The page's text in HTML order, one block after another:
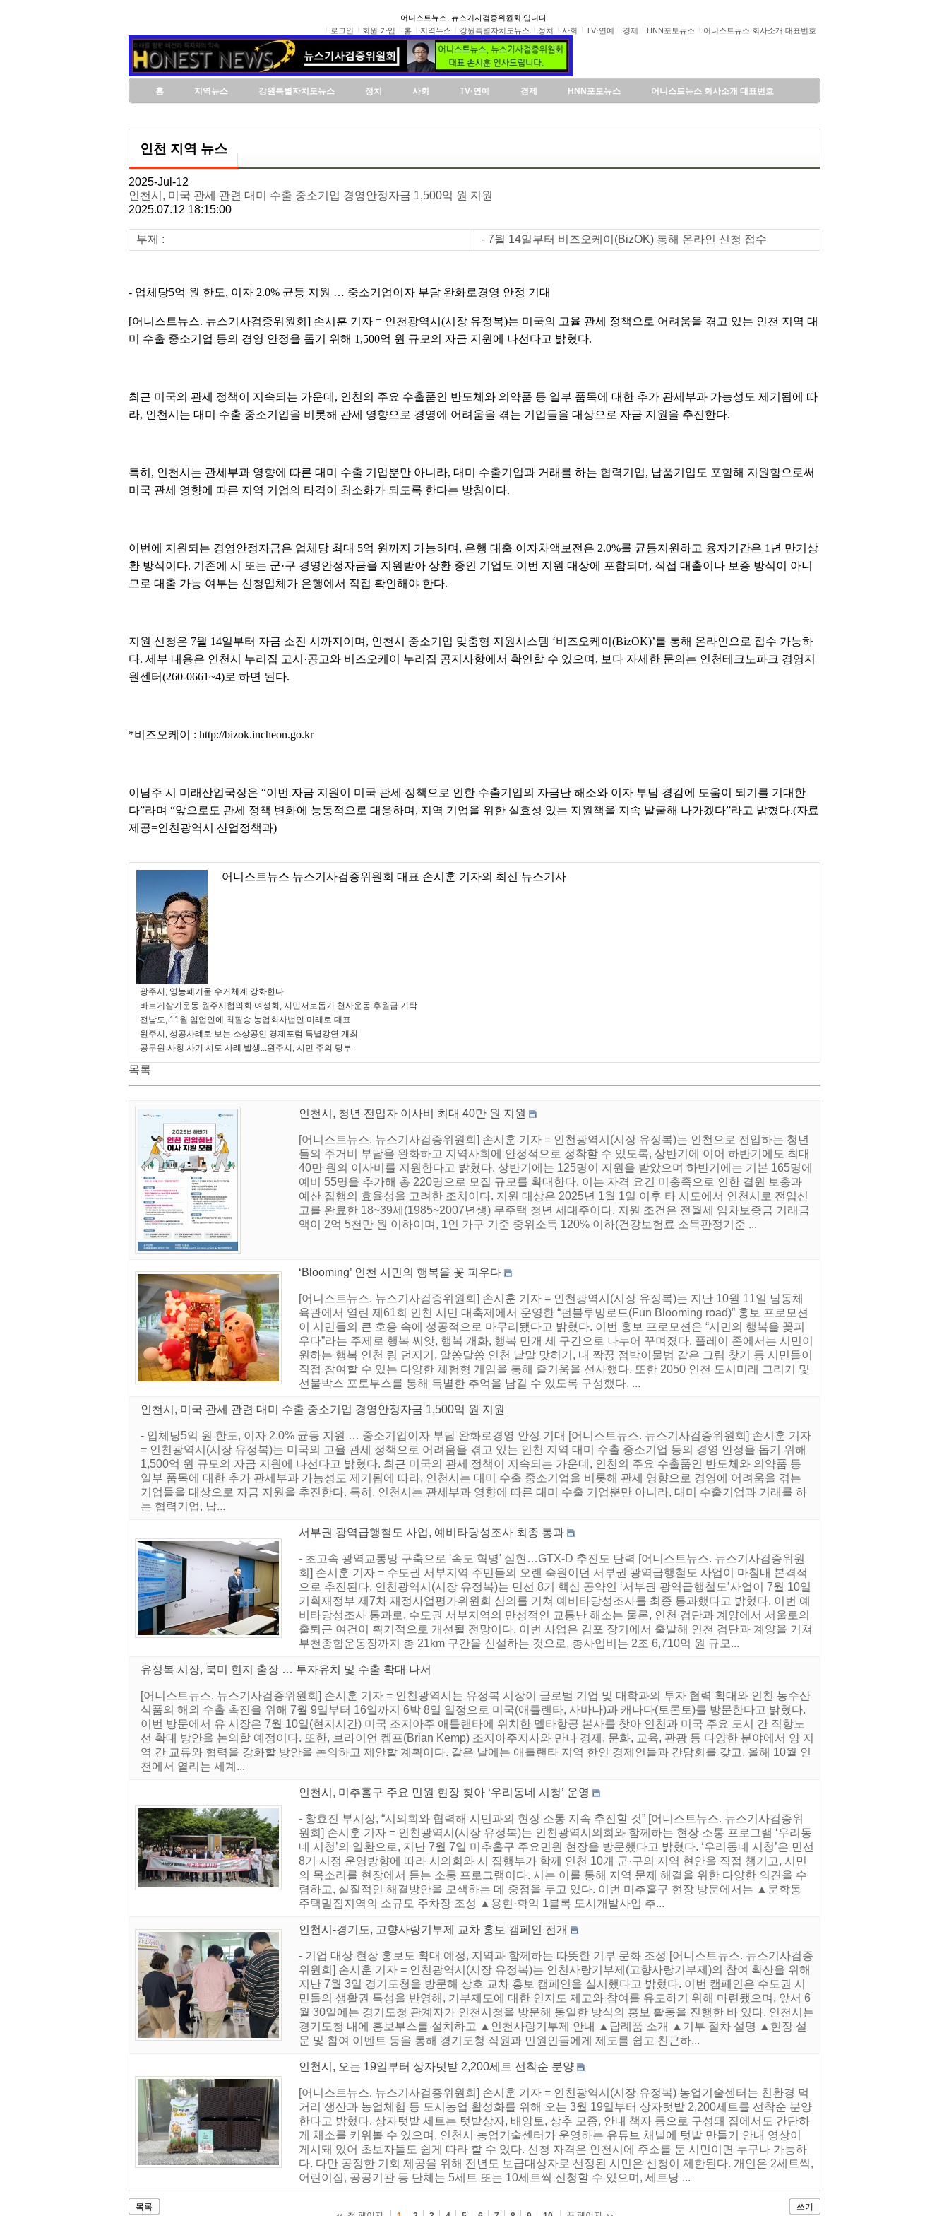
어니스트뉴스, 뉴스기사검증위원회 입니다.
로그인
회원 가입 홈 지역뉴스 강원특별자치도뉴스 정치 사회 TV·연예 경제 HNN포토뉴스 어니스트뉴스 회사소개 대표번호
홈 지역뉴스 강원특별자치도뉴스 정치 사회 TV·연예 경제 HNN포토뉴스 어니스트뉴스 회사소개 대표번호
인천 지역 뉴스
2025-Jul-12
인천시, 미국 관세 관련 대미 수출 중소기업 경영안정자금 1,500억 원 지원
2025.07.12 18:15:00
부제 : - 7월 14일부터 비즈오케이(BizOK) 통해 온라인 신청 접수
- 업체당5억 원 한도, 이자 2.0% 균등 지원 … 중소기업이자 부담 완화로경영 안정 기대
[어니스트뉴스. 뉴스기사검증위원회] 손시훈 기자 = 인천광역시(시장 유정복)는 미국의 고율 관세 정책으로 어려움을 겪고 있는 인천 지역 대
미 수출 중소기업 등의 경영 안정을 돕기 위해 1,500억 원 규모의 자금 지원에 나선다고 밝혔다.
최근 미국의 관세 정책이 지속되는 가운데, 인천의 주요 수출품인 반도체와 의약품 등 일부 품목에 대한 추가 관세부과 가능성도 제기됨에 따
라, 인천시는 대미 수출 중소기업을 비롯해 관세 영향으로 경영에 어려움을 겪는 기업들을 대상으로 자금 지원을 추진한다.
특히, 인천시는 관세부과 영향에 따른 대미 수출 기업뿐만 아니라, 대미 수출기업과 거래를 하는 협력기업, 납품기업도 포함해 지원함으로써
미국 관세 영향에 따른 지역 기업의 타격이 최소화가 되도록 한다는 방침이다.
이번에 지원되는 경영안정자금은 업체당 최대 5억 원까지 가능하며, 은행 대출 이자차액보전은 2.0%를 균등지원하고 융자기간은 1년 만기상
환 방식이다. 기존에 시 또는 군·구 경영안정자금을 지원받아 상환 중인 기업도 이번 지원 대상에 포함되며, 직접 대출이나 보증 방식이 아니
므로 대출 가능 여부는 신청업체가 은행에서 직접 확인해야 한다.
지원 신청은 7월 14일부터 자금 소진 시까지이며, 인천시 중소기업 맞춤형 지원시스템 ‘비즈오케이(BizOK)’를 통해 온라인으로 접수 가능하
다. 세부 내용은 인천시 누리집 고시·공고와 비즈오케이 누리집 공지사항에서 확인할 수 있으며, 보다 자세한 문의는 인천테크노파크 경영지
원센터(260-0661~4)로 하면 된다.
*비즈오케이 : http://bizok.incheon.go.kr
이남주 시 미래산업국장은 “이번 자금 지원이 미국 관세 정책으로 인한 수출기업의 자금난 해소와 이자 부담 경감에 도움이 되기를 기대한
다”라며 “앞으로도 관세 정책 변화에 능동적으로 대응하며, 지역 기업을 위한 실효성 있는 지원책을 지속 발굴해 나가겠다”라고 밝혔다.(자료
제공=인천광역시 산업정책과)
어니스트뉴스 뉴스기사검증위원회 대표 손시훈 기자의 최신 뉴스기사
광주시, 영농폐기물 수거체계 강화한다
바르게살기운동 원주시협의회 여성회, 시민서로돕기 천사운동 후원금 기탁
전남도, 11월 임업인에 최필승 농업회사법인 미래로 대표
원주시, 성공사례로 보는 소상공인 경제포럼 특별강연 개최
공무원 사칭 사기 시도 사례 발생...원주시, 시민 주의 당부
목록
인천시, 청년 전입자 이사비 최대 40만 원 지원
[어니스트뉴스. 뉴스기사검증위원회] 손시훈 기자 = 인천광역시(시장 유정복)는 인천으로 전입하는 청년
들의 주거비 부담을 완화하고 지역사회에 안정적으로 정착할 수 있도록, 상반기에 이어 하반기에도 최대
40만 원의 이사비를 지원한다고 밝혔다. 상반기에는 125명이 지원을 받았으며 하반기에는 기본 165명에
예비 55명을 추가해 총 220명으로 모집 규모를 확대한다. 이는 자격 요건 미충족으로 인한 결원 보충과
예산 집행의 효율성을 고려한 조치이다. 지원 대상은 2025년 1월 1일 이후 타 시도에서 인천시로 전입신
고를 완료한 18~39세(1985~2007년생) 무주택 청년 세대주이다. 지원 조건은 전월세 임차보증금 거래금
액이 2억 5천만 원 이하이며, 1인 가구 기준 중위소득 120% 이하(건강보험료 소득판정기준 ...
‘Blooming’ 인천 시민의 행복을 꽃 피우다
[어니스트뉴스. 뉴스기사검증위원회] 손시훈 기자 = 인천광역시(시장 유정복)는 지난 10월 11일 남동체
육관에서 열린 제61회 인천 시민 대축제에서 운영한 “펀블루밍로드(Fun Blooming road)” 홍보 프로모션
이 시민들의 큰 호응 속에 성공적으로 마무리됐다고 밝혔다. 이번 홍보 프로모션은 “시민의 행복을 꽃피
우다”라는 주제로 행복 씨앗, 행복 개화, 행복 만개 세 구간으로 나누어 꾸며졌다. 플레이 존에서는 시민이
원하는 행복 인천 링 던지기, 알쏭달쏭 인천 낱말 맞히기, 내 짝꿍 점박이물범 같은 그림 찾기 등 시민들이
직접 참여할 수 있는 다양한 체험형 게임을 통해 즐거움을 선사했다. 또한 2050 인천 도시미래 그리기 및
선물박스 포토부스를 통해 특별한 추억을 남길 수 있도록 구성했다. ...
인천시, 미국 관세 관련 대미 수출 중소기업 경영안정자금 1,500억 원 지원
- 업체당5억 원 한도, 이자 2.0% 균등 지원 … 중소기업이자 부담 완화로경영 안정 기대 [어니스트뉴스. 뉴스기사검증위원회] 손시훈 기자
= 인천광역시(시장 유정복)는 미국의 고율 관세 정책으로 어려움을 겪고 있는 인천 지역 대미 수출 중소기업 등의 경영 안정을 돕기 위해
1,500억 원 규모의 자금 지원에 나선다고 밝혔다. 최근 미국의 관세 정책이 지속되는 가운데, 인천의 주요 수출품인 반도체와 의약품 등
일부 품목에 대한 추가 관세부과 가능성도 제기됨에 따라, 인천시는 대미 수출 중소기업을 비롯해 관세 영향으로 경영에 어려움을 겪는
기업들을 대상으로 자금 지원을 추진한다. 특히, 인천시는 관세부과 영향에 따른 대미 수출 기업뿐만 아니라, 대미 수출기업과 거래를 하
는 협력기업, 납...
서부권 광역급행철도 사업, 예비타당성조사 최종 통과
- 초고속 광역교통망 구축으로 '속도 혁명' 실현…GTX-D 추진도 탄력 [어니스트뉴스. 뉴스기사검증위원
회] 손시훈 기자 = 수도권 서부지역 주민들의 오랜 숙원이던 서부권 광역급행철도 사업이 마침내 본격적
으로 추진된다. 인천광역시(시장 유정복)는 민선 8기 핵심 공약인 ‘서부권 광역급행철도’사업이 7월 10일
기획재정부 제7차 재정사업평가위원회 심의를 거쳐 예비타당성조사를 최종 통과했다고 밝혔다. 이번 예
비타당성조사 통과로, 수도권 서부지역의 만성적인 교통난 해소는 물론, 인천 검단과 계양에서 서울로의
출퇴근 여건이 획기적으로 개선될 전망이다. 이번 사업은 김포 장기에서 출발해 인천 검단과 계양을 거쳐
부천종합운동장까지 총 21km 구간을 신설하는 것으로, 총사업비는 2조 6,710억 원 규모...
유정복 시장, 북미 현지 출장 … 투자유치 및 수출 확대 나서
[어니스트뉴스. 뉴스기사검증위원회] 손시훈 기자 = 인천광역시는 유정복 시장이 글로벌 기업 및 대학과의 투자 협력 확대와 인천 농수산
식품의 해외 수출 촉진을 위해 7월 9일부터 16일까지 6박 8일 일정으로 미국(애틀랜타, 사바나)과 캐나다(토론토)를 방문한다고 밝혔다.
이번 방문에서 유 시장은 7월 10일(현지시간) 미국 조지아주 애틀랜타에 위치한 델타항공 본사를 찾아 인천과 미국 주요 도시 간 직항노
선 확대 방안을 논의할 예정이다. 또한, 브라이언 켐프(Brian Kemp) 조지아주지사와 만나 경제, 문화, 교육, 관광 등 다양한 분야에서 양 지
역 간 교류와 협력을 강화할 방안을 논의하고 제안할 계획이다. 같은 날에는 애틀랜타 지역 한인 경제인들과 간담회를 갖고, 올해 10월 인
천에서 열리는 세계...
인천시, 미추홀구 주요 민원 현장 찾아 ‘우리동네 시청’ 운영
- 황효진 부시장, “시의회와 협력해 시민과의 현장 소통 지속 추진할 것” [어니스트뉴스. 뉴스기사검증위
원회] 손시훈 기자 = 인천광역시(시장 유정복)는 인천광역시의회와 함께하는 현장 소통 프로그램 ‘우리동
네 시청’의 일환으로, 지난 7월 7일 미추홀구 주요민원 현장을 방문했다고 밝혔다. ‘우리동네 시청’은 민선
8기 시정 운영방향에 따라 시의회와 시 집행부가 함께 인천 10개 군·구의 지역 현안을 직접 챙기고, 시민
의 목소리를 현장에서 듣는 소통 프로그램이다. 시는 이를 통해 지역 문제 해결을 위한 다양한 의견을 수
렴하고, 실질적인 해결방안을 모색하는 데 중점을 두고 있다. 이번 미추홀구 현장 방문에서는 ▲문학동
주택밀집지역의 소규모 주차장 조성 ▲용현·학익 1블록 도시개발사업 추...
인천시-경기도, 고향사랑기부제 교차 홍보 캠페인 전개
- 기업 대상 현장 홍보도 확대 예정, 지역과 함께하는 따뜻한 기부 문화 조성 [어니스트뉴스. 뉴스기사검증
위원회] 손시훈 기자 = 인천광역시(시장 유정복)는 인천사랑기부제(고향사랑기부제)의 참여 확산을 위해
지난 7월 3일 경기도청을 방문해 상호 교차 홍보 캠페인을 실시했다고 밝혔다. 이번 캠페인은 수도권 시
민들의 생활권 특성을 반영해, 기부제도에 대한 인지도 제고와 참여를 유도하기 위해 마련됐으며, 앞서 6
월 30일에는 경기도청 관계자가 인천시청을 방문해 동일한 방식의 홍보 활동을 진행한 바 있다. 인천시는
경기도청 내에 홍보부스를 설치하고 ▲인천사랑기부제 안내 ▲답례품 소개 ▲기부 절차 설명 ▲현장 설
문 및 참여 이벤트 등을 통해 경기도청 직원과 민원인들에게 제도를 쉽고 친근하...
인천시, 오는 19일부터 상자텃밭 2,200세트 선착순 분양
[어니스트뉴스. 뉴스기사검증위원회] 손시훈 기자 = 인천광역시(시장 유정복) 농업기술센터는 친환경 먹
거리 생산과 농업체험 등 도시농업 활성화를 위해 오는 3월 19일부터 상자텃밭 2,200세트를 선착순 분양
한다고 밝혔다. 상자텃밭 세트는 텃밭상자, 배양토, 상추 모종, 안내 책자 등으로 구성돼 집에서도 간단하
게 채소를 키워볼 수 있으며, 인천시 농업기술센터가 운영하는 유튜브 채널에 텃밭 만들기 안내 영상이
게시돼 있어 초보자들도 쉽게 따라 할 수 있다. 신청 자격은 인천시에 주소를 둔 시민이면 누구나 가능하
다. 다만 공정한 기회 제공을 위해 전년도 보급대상자로 선정된 시민은 신청이 제한된다. 개인은 2세트씩,
어린이집, 공공기관 등 단체는 5세트 또는 10세트씩 신청할 수 있으며, 세트당 ...
목록
쓰기